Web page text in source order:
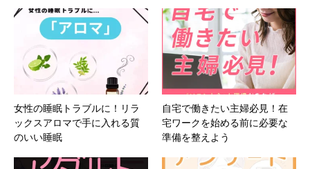
女性の睡眠トラブルに！リラ
ックスアロマで手に入れる質
のいい睡眠
自宅で働きたい主婦必見！在
宅ワークを始める前に必要な
準備を整えよう